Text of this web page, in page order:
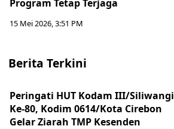
Program Tetap Terjaga
15 Mei 2026, 3:51 PM
Berita Terkini
Peringati HUT Kodam III/Siliwangi
Ke-80, Kodim 0614/Kota Cirebon
Gelar Ziarah TMP Kesenden